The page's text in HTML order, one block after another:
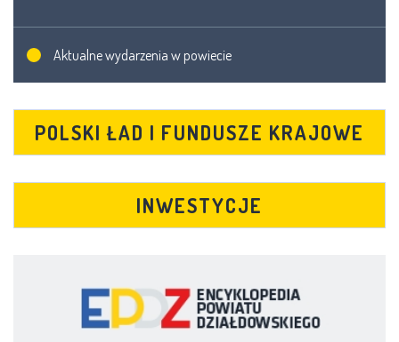
Aktualne wydarzenia w powiecie
POLSKI ŁAD I FUNDUSZE KRAJOWE
INWESTYCJE